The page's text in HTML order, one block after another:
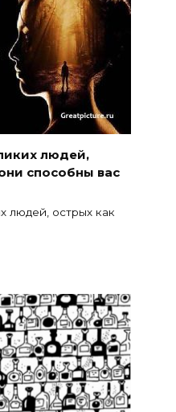
людей,
способны вас
людей, острых как